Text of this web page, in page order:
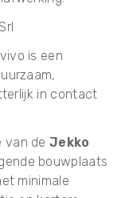
is een
in contact
van deJekko
bouwplaats
minimale